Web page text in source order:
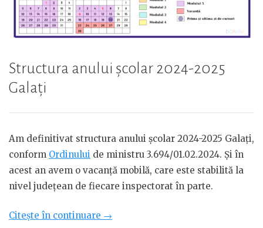
Structura anului școlar 2024-2025
Galați
Am definitivat structura anului școlar 2024-2025 Galați,
conform Ordinului de ministru 3.694/01.02.2024. Și în
acest an avem o vacanță mobilă, care este stabilită la
nivel județean de fiecare inspectorat în parte.
Citește în continuare „Structura
→